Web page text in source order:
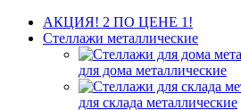
АКЦИЯ! 2 ПО ЦЕНЕ 1!
Стеллажи металлические
для дома металлические
для склада металлические